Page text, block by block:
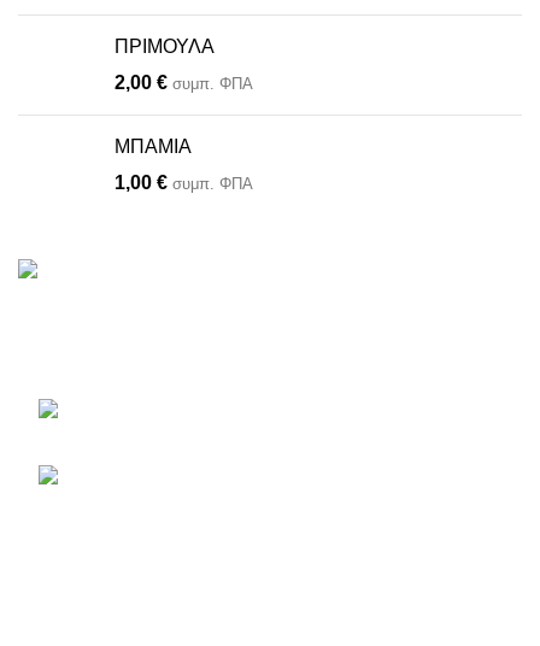
ΠΡΙΜΟΥΛΑ
2,00 € συμπ. ΦΠΑ
ΜΠΑΜΙΑ
1,00 € συμπ. ΦΠΑ